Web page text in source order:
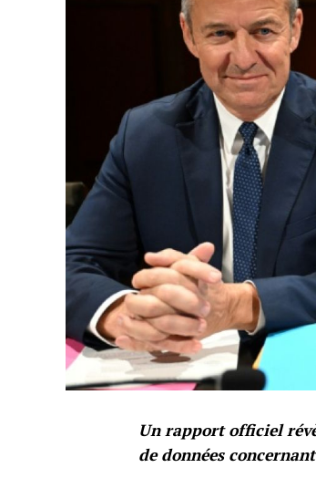
Un rapport officiel
de données